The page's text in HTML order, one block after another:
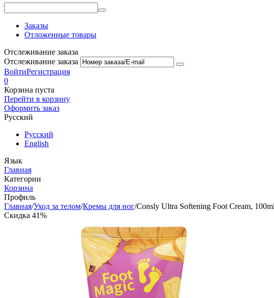
Заказы
Отложенные товары
Отслеживание заказа
Отслеживание заказа
ВойтиРегистрация
0
Корзина пуста
Перейти в корзину
Оформить заказ
Русский
Русский
English
Язык
Главная
Категории
Корзина
Профиль
Главная/Уход за телом/Кремы для ног/Consly Ultra Softening Foot Cream, 100ml
Скидка 41%